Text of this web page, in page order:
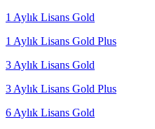
1 Aylık Lisans Gold
1 Aylık Lisans Gold Plus
3 Aylık Lisans Gold
3 Aylık Lisans Gold Plus
6 Aylık Lisans Gold